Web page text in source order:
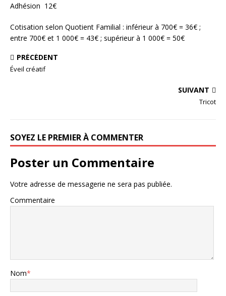
Adhésion 12€
Cotisation selon Quotient Familial : inférieur à 700€ = 36€ ;
entre 700€ et 1 000€ = 43€ ; supérieur à 1 000€ = 50€
PRÉCÉDENT
Éveil créatif
SUIVANT
Tricot
SOYEZ LE PREMIER À COMMENTER
Poster un Commentaire
Votre adresse de messagerie ne sera pas publiée.
Commentaire
Nom*